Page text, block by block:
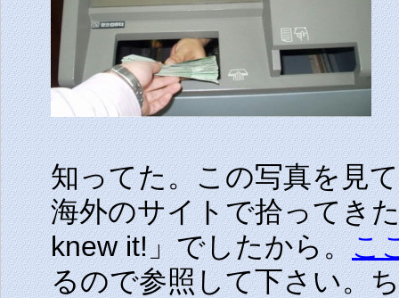
知ってた。この写真を見
海外のサイトで拾ってき
knew it!」でしたから。こ
るので参照して下さい。